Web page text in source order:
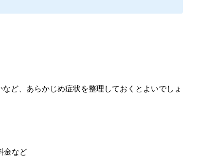
ど、あらかじめ症状を整理しておくとよいでしょ
金など